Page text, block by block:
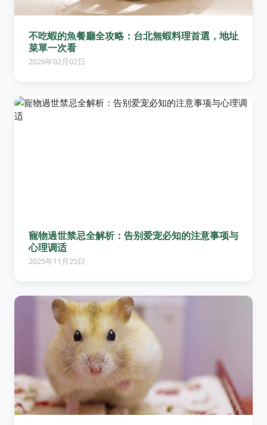
不吃蝦的魚餐廳全攻略：台北無蝦料理首選，地址
菜單一次看
2026年02月02日
寵物過世禁忌全解析：告别爱宠必知的注意事项与
心理调适
2025年11月25日